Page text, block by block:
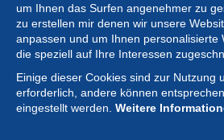
um Ihnen das Surfen angenehmer zu
zu erstellen mir denen wir unsere
anpassen und um Ihnen personalisierte
die speziell auf Ihre Interessen
Einige dieser Cookies sind zur Nutzung
erforderlich, andere können
eingestellt werden. Weitere
Sammlung
Neuigkeiten
Artikel